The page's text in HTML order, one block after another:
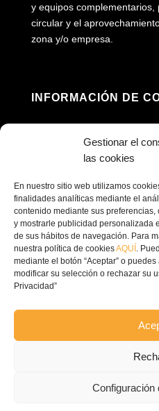
Gestionar el
las cookies
En nuestro sitio web utilizamos
finalidades analíticas mediante el
contenido mediante sus
y mostrarle publicidad personalizada
de sus hábitos de navegación. Para
nuestra política de cookiesAQUÍ .
mediante el botón “Aceptar” o
modificar su selección o rechazar su
Privacidad”
Configuración
y equipos
circular y el
zona y/o empresa.
INFORMACIÓN DE
Pedroñeras, Cuenca
